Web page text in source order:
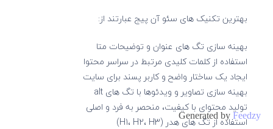
بهترین تکنیک های سئو آن پیج عبارتند از:
بهینه سازی تگ های عنوان و توضیحات متا
استفاده از کلمات کلیدی مرتبط در سراسر محتوا
ایجاد یک ساختار واضح و کاربر پسند برای سایت
بهینه سازی تصاویر و ویدئوها با تگ های alt
تولید محتوای با کیفیت، منحصر به فرد و اصلی
استفاده از تگ های هدر (H1، H2، H3)
Generated by Feedzy